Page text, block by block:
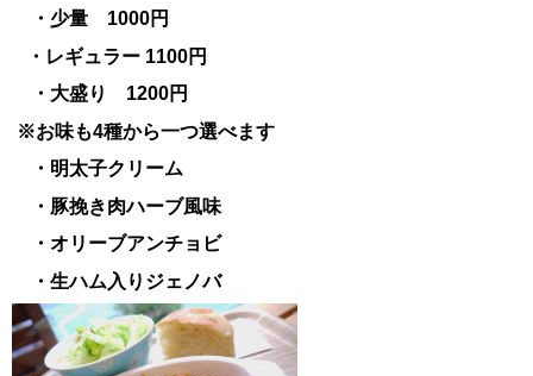
・少量 1000円
・レギュラー 1100円
・大盛り 1200円
※お味も4種から一つ選べます
・明太子クリーム
・豚挽き肉ハーブ風味
・オリーブアンチョビ
・生ハム入りジェノバ